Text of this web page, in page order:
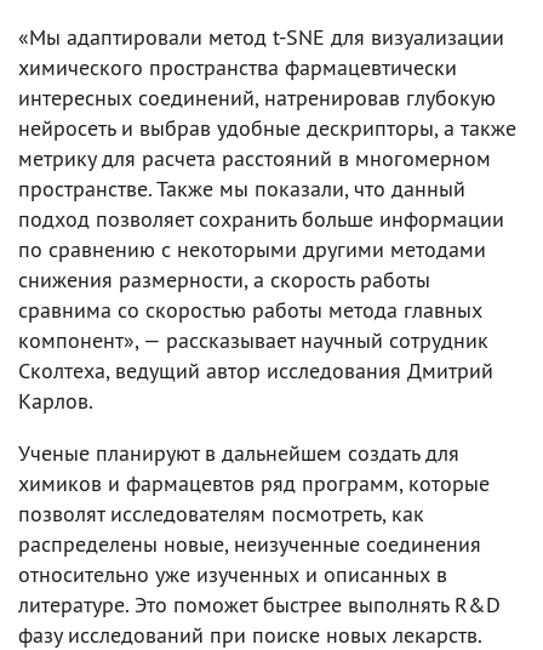
«Мы адаптировали метод t-SNE для визуализации
химического пространства фармацевтически
интересных соединений, натренировав глубокую
нейросеть и выбрав удобные дескрипторы, а также
метрику для расчета расстояний в многомерном
пространстве. Также мы показали, что данный
подход позволяет сохранить больше информации
по сравнению с некоторыми другими методами
снижения размерности, а скорость работы
сравнима со скоростью работы метода главных
компонент», — рассказывает научный сотрудник
Сколтеха, ведущий автор исследования Дмитрий
Карлов.
Ученые планируют в дальнейшем создать для
химиков и фармацевтов ряд программ, которые
позволят исследователям посмотреть, как
распределены новые, неизученные соединения
относительно уже изученных и описанных в
литературе. Это поможет быстрее выполнять R&D
фазу исследований при поиске новых лекарств.